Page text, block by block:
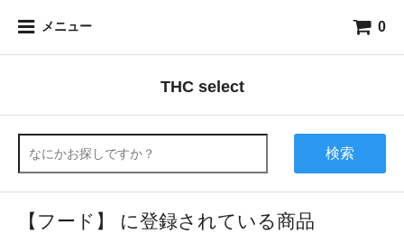
メニュー 0
THC select
検索
【フード】 に登録されている商品